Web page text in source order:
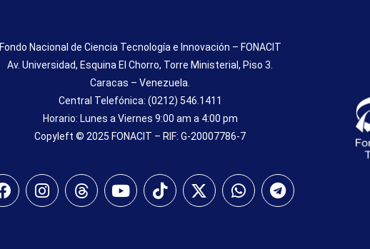
Fondo Nacional de Ciencia Tecnología e Innovación – FONACIT
Av. Universidad, Esquina El Chorro, Torre Ministerial, Piso 3.
Caracas – Venezuela.
Central Telefónica: (0212) 546.1411
Horario: Lunes a Viernes 9:00 am a 4:00 pm
Copyleft © 2025 FONACIT – RIF: G-20007786-7